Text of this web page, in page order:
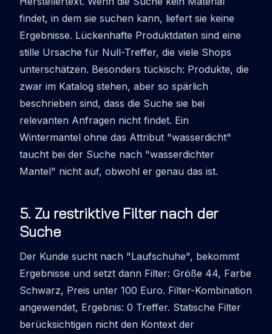
findet, in dem sie suchen kann, liefert sie keine
Ergebnisse. Lückenhafte Produktdaten sind eine
stille Ursache für Null-Treffer, die viele Shops
unterschätzen. Besonders tückisch: Produkte, die
zwar im Katalog stehen, aber so spärlich
beschrieben sind, dass die Suche sie bei
relevanten Anfragen nicht findet. Ein
Wintermantel ohne das Attribut "wasserdicht"
taucht bei der Suche nach "wasserdichter
Mantel" nicht auf, obwohl er genau das ist.
5. Zu restriktive Filter nach der
Suche
Der Kunde sucht nach "Laufschuhe", bekommt
Ergebnisse und setzt dann Filter: Größe 44, Farbe
Schwarz, Preis unter 100 Euro. Filter-Kombination
angewendet, Ergebnis: 0 Treffer. Statische Filter
berücksichtigen nicht den Kontext der